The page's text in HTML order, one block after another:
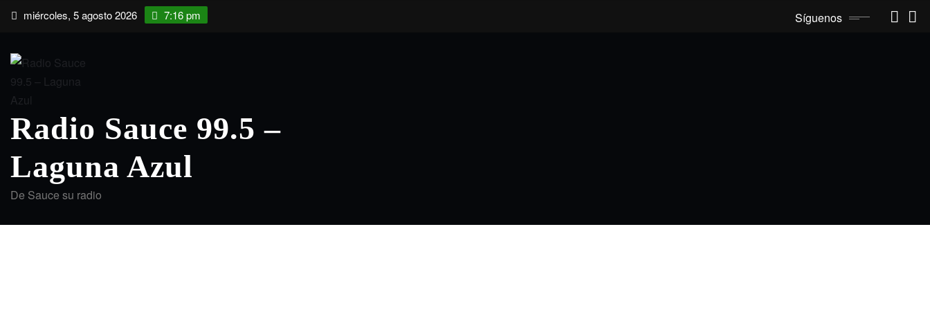
Saltar miércoles, 5 agosto 2026 7:16 pm Síguenos
Radio Sauce 99.5 –
Laguna Azul
De Sauce su radio